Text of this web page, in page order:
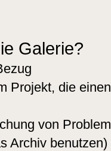
Galerie?
Projekt, die
von
Archiv benutzen)